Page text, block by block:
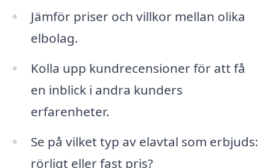
Jämför priser och villkor mellan olika
elbolag.
Kolla upp kundrecensioner för att få
en inblick i andra kunders
erfarenheter.
Se på vilket typ av elavtal som erbjuds:
rörligt eller fast pris?